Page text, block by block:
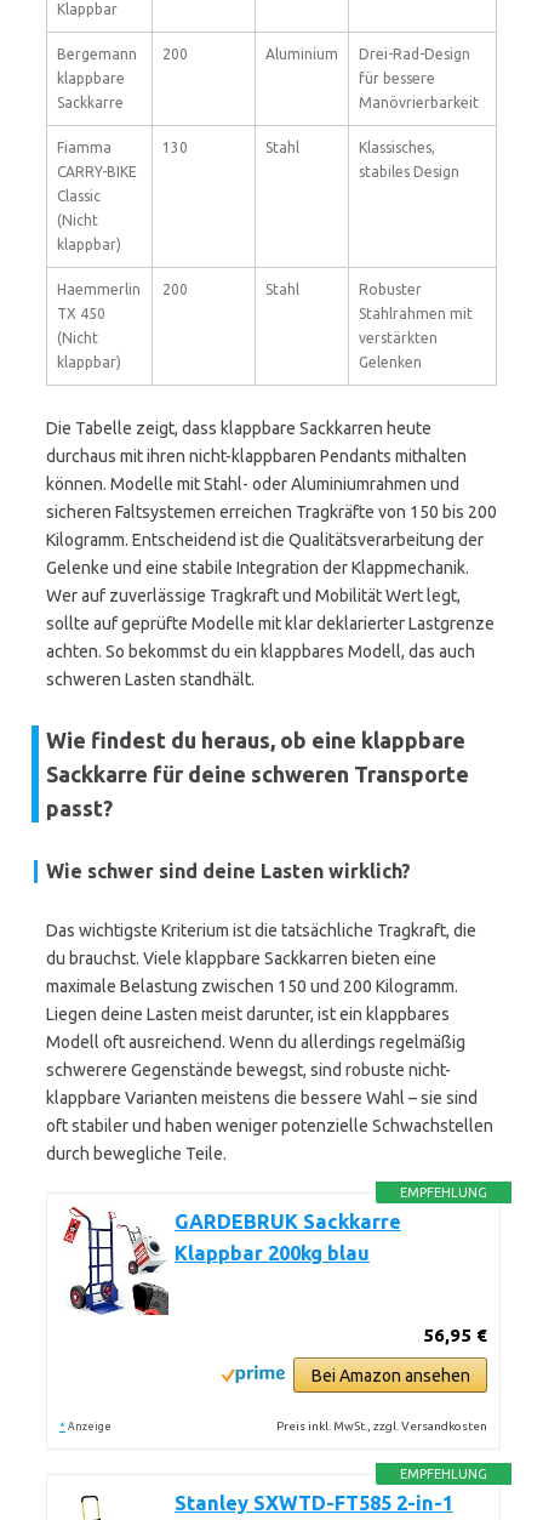
Klappbar
Bergemann
klappbare
Sackkarre
200 Aluminium
Drei-Rad-Design
für bessere
Manövrierbarkeit
Fiamma
CARRY-BIKE
Classic
(Nicht
klappbar)
130 Stahl
Klassisches,
stabiles Design
Haemmerlin
TX 450
(Nicht
klappbar)
200 Stahl
Robuster
Stahlrahmen mit
verstärkten
Gelenken
Die Tabelle zeigt, dass klappbare Sackkarren heute
durchaus mit ihren nicht-klappbaren Pendants mithalten
können. Modelle mit Stahl- oder Aluminiumrahmen und
sicheren Faltsystemen erreichen Tragkräfte von 150 bis 200
Kilogramm. Entscheidend ist die Qualitätsverarbeitung der
Gelenke und eine stabile Integration der Klappmechanik.
Wer auf zuverlässige Tragkraft und Mobilität Wert legt,
sollte auf geprüfte Modelle mit klar deklarierter Lastgrenze
achten. So bekommst du ein klappbares Modell, das auch
schweren Lasten standhält.
Wie findest du heraus, ob eine klappbare
Sackkarre für deine schweren Transporte
passt?
Wie schwer sind deine Lasten wirklich?
Das wichtigste Kriterium ist die tatsächliche Tragkraft, die
du brauchst. Viele klappbare Sackkarren bieten eine
maximale Belastung zwischen 150 und 200 Kilogramm.
Liegen deine Lasten meist darunter, ist ein klappbares
Modell oft ausreichend. Wenn du allerdings regelmäßig
schwerere Gegenstände bewegst, sind robuste nicht-
klappbare Varianten meistens die bessere Wahl – sie sind
oft stabiler und haben weniger potenzielle Schwachstellen
durch bewegliche Teile.
EMPFEHLUNG
GARDEBRUK Sackkarre
Klappbar 200kg blau
56,95 €
Bei Amazon ansehen
* Anzeige Preis inkl. MwSt., zzgl. Versandkosten
EMPFEHLUNG
Stanley SXWTD-FT585 2-in-1